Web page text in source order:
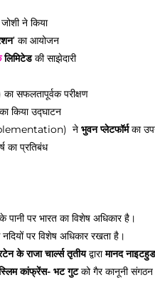
ने किया
’ का आयोजन
लिमिटेडकी साझेदारी
का सफलतापूर्वक परीक्षण
किया उद्घाटन
ने भुवन प्लेटफॉर्मका
का प्रतिबंध
पर भारत का विशेष अधिकार है।
पर विशेष अधिकार रखता है।
के राजा चार्ल्स तृतीयद्वारामानद नाइटहुड
कांफ्रेंस- भट गुटको गैर कानूनी संगठन